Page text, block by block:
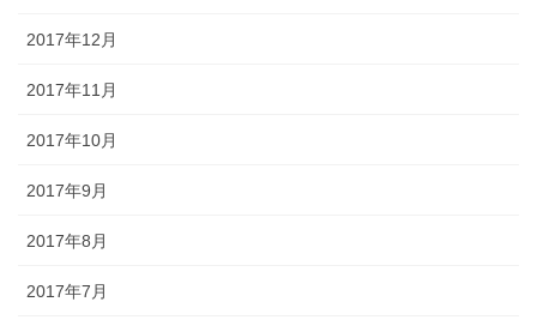
2017年12月
2017年11月
2017年10月
2017年9月
2017年8月
2017年7月